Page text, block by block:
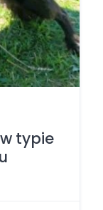
typie